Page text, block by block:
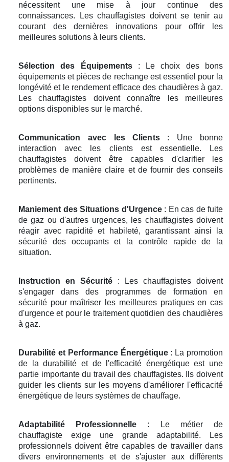
nécessitent une mise à jour continue des
connaissances. Les chauffagistes doivent se tenir au
courant des dernières innovations pour offrir les
meilleures solutions à leurs clients.
Sélection des Équipements: Le choix des bons
équipements et pièces de rechange est essentiel pour la
longévité et le rendement efficace des chaudières à gaz.
Les chauffagistes doivent connaître les meilleures
options disponibles sur le marché.
Communication avec les Clients: Une bonne
interaction avec les clients est essentielle. Les
chauffagistes doivent être capables d'clarifier les
problèmes de manière claire et de fournir des conseils
pertinents.
Maniement des Situations d'Urgence: En cas de fuite
de gaz ou d'autres urgences, les chauffagistes doivent
réagir avec rapidité et habileté, garantissant ainsi la
sécurité des occupants et la contrôle rapide de la
situation.
Instruction en Sécurité : Les chauffagistes doivent
s'engager dans des programmes de formation en
sécurité pour maîtriser les meilleures pratiques en cas
d'urgence et pour le traitement quotidien des chaudières
à gaz.
Durabilité et Performance Énergétique: La promotion
de la durabilité et de l'efficacité énergétique est une
partie importante du travail des chauffagistes. Ils doivent
guider les clients sur les moyens d'améliorer l'efficacité
énergétique de leurs systèmes de chauffage.
Adaptabilité Professionnelle : Le métier de
chauffagiste exige une grande adaptabilité. Les
professionnels doivent être capables de travailler dans
divers environnements et de s'ajuster aux différents